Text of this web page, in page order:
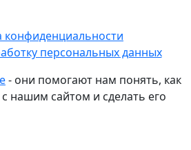
конфиденциальности
персональных данных
- они помогают нам понять, как
нашим сайтом и сделать его